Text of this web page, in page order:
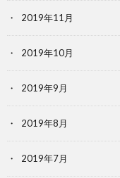
2019年11月
2019年10月
2019年9月
2019年8月
2019年7月